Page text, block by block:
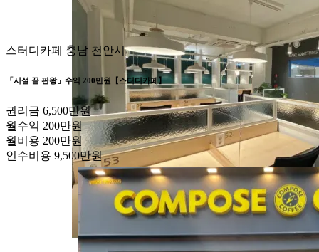
스터디카페 충남 천안시
「시설 끝 판왕」수익 200만원【스터디카페】
권리금 6,500만원
월수익 200만원
월비용 200만원
인수비용 9,500만원